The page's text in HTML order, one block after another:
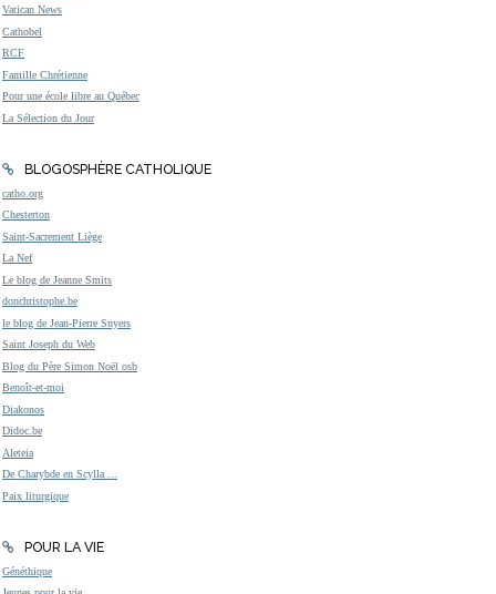
Vatican News
Cathobel
RCF
Famille Chrétienne
Pour une école libre au Québec
La Sélection du Jour
BLOGOSPHÈRE CATHOLIQUE
catho.org
Chesterton
Saint-Sacrement Liège
La Nef
Le blog de Jeanne Smits
donchristophe.be
le blog de Jean-Pierre Snyers
Saint Joseph du Web
Blog du Père Simon Noël osb
Benoît-et-moi
Diakonos
Didoc.be
Aleteia
De Charybde en Scylla ...
Paix liturgique
POUR LA VIE
Généthique